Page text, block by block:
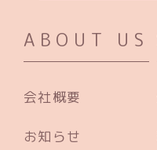
ABOUT US
会社概要
お知らせ